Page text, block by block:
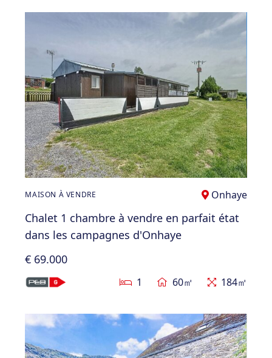
MAISON À VENDRE Onhaye
Chalet 1 chambre à vendre en parfait état
dans les campagnes d'Onhaye
€ 69.000
1 60㎡ 184㎡